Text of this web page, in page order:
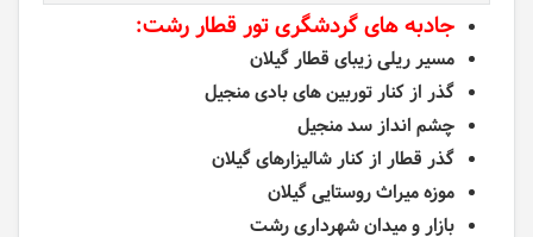
جادبه های گردشگری تور قطار رشت:
مسیر ریلی زیبای قطار گیلان
گذر از کنار توربین های بادی منجیل
چشم انداز سد منجیل
گذر قطار از کنار شالیزارهای گیلان
موزه میراث روستایی گیلان
بازار و میدان شهرداری رشت